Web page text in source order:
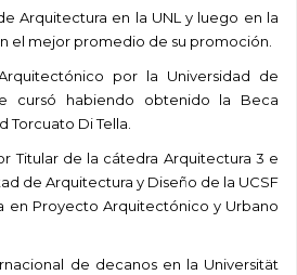
Arquitectura en la UNL y luego en la
el mejor promedio de su promoción.
por la Universidad de
cursó habiendo obtenido la Beca
Torcuato Di Tella.
Titular de la cátedra Arquitectura 3 e
de Arquitectura y Diseño de la UCSF
en Proyecto Arquitectónico y Urbano
de decanosen la Universität